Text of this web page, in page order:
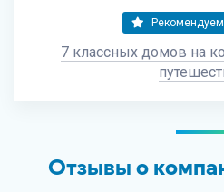
Рекомендуем
7 классных домов на
Отзывы о